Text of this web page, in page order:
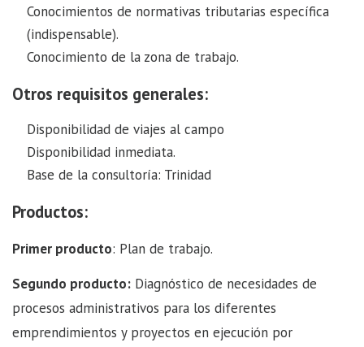
Conocimientos de normativas tributarias específica
(indispensable).
Conocimiento de la zona de trabajo.
Otros requisitos generales:
Disponibilidad de viajes al campo
Disponibilidad inmediata.
Base de la consultoría: Trinidad
Productos:
Primer producto: Plan de trabajo.
Segundo producto: Diagnóstico de necesidades de
procesos administrativos para los diferentes
emprendimientos y proyectos en ejecución por